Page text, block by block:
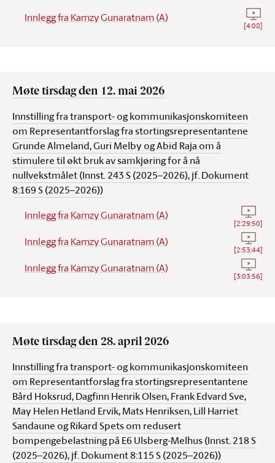
Innlegg fra Kamzy Gunaratnam (A) Se
[4:08]
Møte tirsdag den 12. mai 2026
Innstilling fra transport- og kommunikasjonskomiteen
om Representantforslag fra stortingsrepresentantene
Grunde Almeland, Guri Melby og Abid Raja om å
stimulere til økt bruk av samkjøring for å nå
nullvekstmålet (Innst. 243 S (2025–2026), jf. Dokument
8:169 S (2025–2026))
Innlegg fra Kamzy Gunaratnam (A) Se
[2:29:50]
Innlegg fra Kamzy Gunaratnam (A) Se
[2:53:44]
Innlegg fra Kamzy Gunaratnam (A) Se
[3:03:56]
Møte tirsdag den 28. april 2026
Innstilling fra transport- og kommunikasjonskomiteen
om Representantforslag fra stortingsrepresentantene
Bård Hoksrud, Dagfinn Henrik Olsen, Frank Edvard Sve,
May Helen Hetland Ervik, Mats Henriksen, Lill Harriet
Sandaune og Rikard Spets om redusert
bompengebelastning på E6 Ulsberg-Melhus (Innst. 218 S
(2025–2026), jf. Dokument 8:115 S (2025–2026))